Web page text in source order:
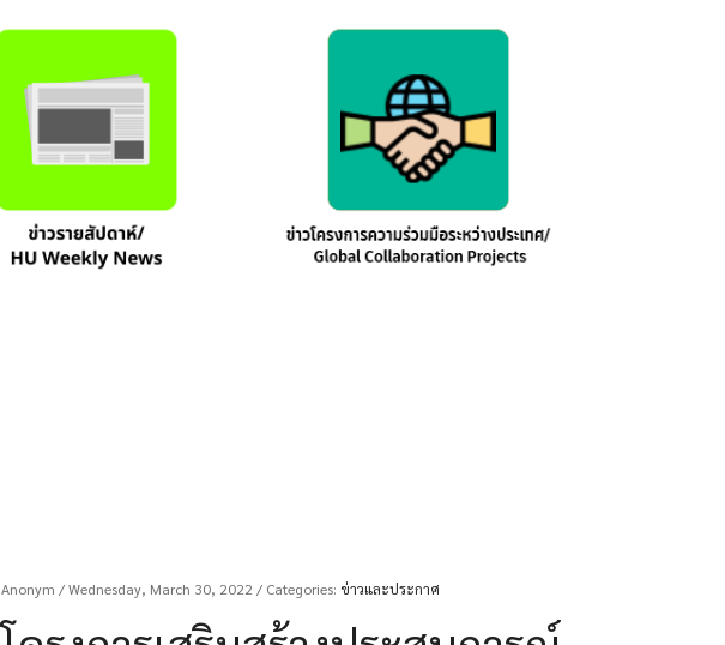
Anonym / Wednesday, March 30, 2022 / Categories: ข่าวและประกาศ